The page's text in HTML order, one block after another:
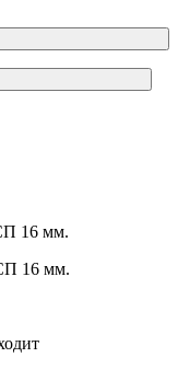
16 мм.
16 мм.